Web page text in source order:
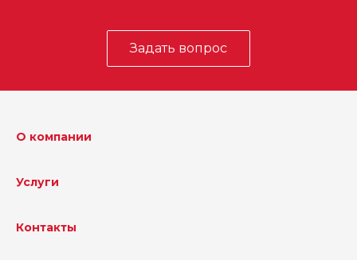
Задать вопрос
О компании
Услуги
Контакты